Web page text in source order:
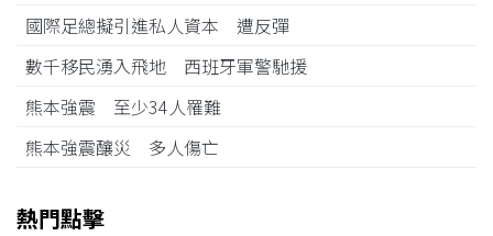
國際足總擬引進私人資本 遭反彈
數千移民湧入飛地 西班牙軍警馳援
熊本強震 至少34人罹難
熊本強震釀災 多人傷亡
熱門點擊